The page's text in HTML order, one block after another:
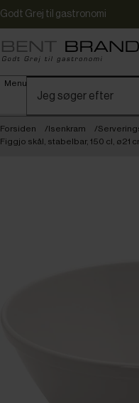
Godt Grej til gastronomi
Menu
Forsiden Isenkram
Figgjo skål, stabelbar, 150 cl, ø21